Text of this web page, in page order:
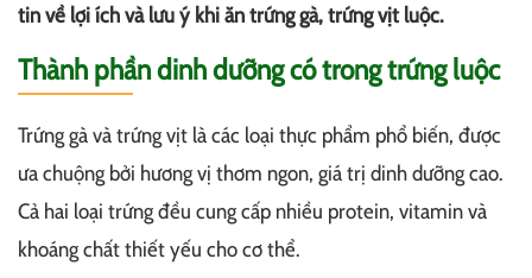
tin về lợi ích và lưu ý khi ăn trứng gà, trứng vịt luộc.
Thành phần dinh dưỡng có trong trứng luộc
Trứng gà và trứng vịt là các loại thực phẩm phổ biến, được
ưa chuộng bởi hương vị thơm ngon, giá trị dinh dưỡng cao.
Cả hai loại trứng đều cung cấp nhiều protein, vitamin và
khoáng chất thiết yếu cho cơ thể.